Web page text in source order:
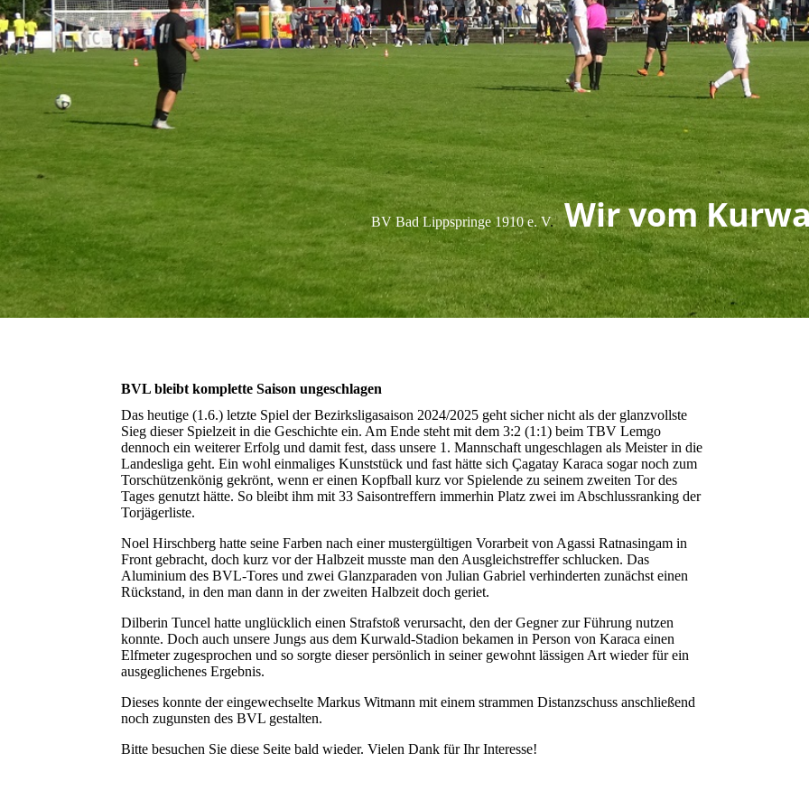
BV Bad Lippspringe 1910 e. V. Wir vom
BVL bleibt komplette Saison ungeschlagen
Das heutige (1.6.) letzte Spiel der Bezirksligasaison 2024/2025 geht sicher nicht als der glanzvollste
Sieg dieser Spielzeit in die Geschichte ein. Am Ende steht mit dem 3:2 (1:1) beim TBV Lemgo
dennoch ein weiterer Erfolg und damit fest, dass unsere 1. Mannschaft ungeschlagen als Meister in die
Landesliga geht. Ein wohl einmaliges Kunststück und fast hätte sich Çagatay Karaca sogar noch zum
Torschützenkönig gekrönt, wenn er einen Kopfball kurz vor Spielende zu seinem zweiten Tor des
Tages genutzt hätte. So bleibt ihm mit 33 Saisontreffern immerhin Platz zwei im Abschlussranking der
Torjägerliste.
Noel Hirschberg hatte seine Farben nach einer mustergültigen Vorarbeit von Agassi Ratnasingam in
Front gebracht, doch kurz vor der Halbzeit musste man den Ausgleichstreffer schlucken. Das
Aluminium des BVL-Tores und zwei Glanzparaden von Julian Gabriel verhinderten zunächst einen
Rückstand, in den man dann in der zweiten Halbzeit doch geriet.
Dilberin Tuncel hatte unglücklich einen Strafstoß verursacht, den der Gegner zur Führung nutzen
konnte. Doch auch unsere Jungs aus dem Kurwald-Stadion bekamen in Person von Karaca einen
Elfmeter zugesprochen und so sorgte dieser persönlich in seiner gewohnt lässigen Art wieder für ein
ausgeglichenes Ergebnis.
Dieses konnte der eingewechselte Markus Witmann mit einem strammen Distanzschuss anschließend
noch zugunsten des BVL gestalten.
Bitte besuchen Sie diese Seite bald wieder. Vielen Dank für Ihr Interesse!